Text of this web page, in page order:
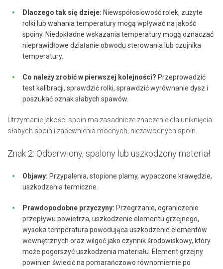
Dlaczego tak się dzieje: Niewspółosiowość rolek, zużyte
rolki lub wahania temperatury mogą wpływać na jakość
spoiny. Niedokładne wskazania temperatury mogą oznaczać
nieprawidłowe działanie obwodu sterowania lub czujnika
temperatury.
Co należy zrobić w pierwszej kolejności? Przeprowadzić
test kalibracji, sprawdzić rolki, sprawdzić wyrównanie dysz i
poszukać oznak słabych spawów.
Utrzymanie jakości spoin ma zasadnicze znaczenie dla uniknięcia
słabych spoin i zapewnienia mocnych, niezawodnych spoin.
Znak 2: Odbarwiony, spalony lub uszkodzony materiał
Objawy: Przypalenia, stopione plamy, wypaczone krawędzie,
uszkodzenia termiczne.
Prawdopodobne przyczyny: Przegrzanie, ograniczenie
przepływu powietrza, uszkodzenie elementu grzejnego,
wysoka temperatura powodująca uszkodzenie elementów
wewnętrznych oraz wilgoć jako czynnik środowiskowy, który
może pogorszyć uszkodzenia materiału. Element grzejny
powinien świecić na pomarańczowo równomiernie po